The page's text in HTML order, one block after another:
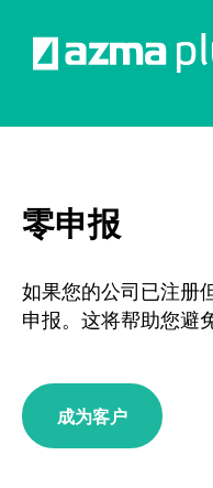
零申报
如果您的公司已注册
申报。这将帮助您避
成为客户